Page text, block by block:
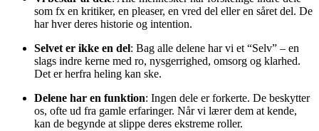
som fx en kritiker, en pleaser, en vred del eller en såret del. De
har hver deres historie og intention.
Selvet er ikke en del: Bag alle delene har vi et “Selv” – en
slags indre kerne med ro, nysgerrighed, omsorg og klarhed.
Det er herfra heling kan ske.
Delene har en funktion: Ingen dele er forkerte. De beskytter
os, ofte ud fra gamle erfaringer. Når vi lærer dem at kende,
kan de begynde at slippe deres ekstreme roller.